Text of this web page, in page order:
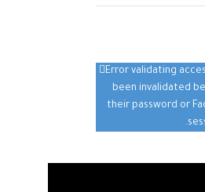
Error validating
been invalidated
their password or